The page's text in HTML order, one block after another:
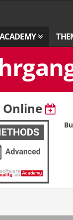
ACADEMY
Online